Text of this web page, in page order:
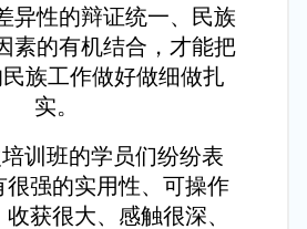
异性的辩证统一、民族
素的有机结合，才能把
族工作做好做细做扎
实。
训班的学员们纷纷表
很强的实用性、可操作
获很大、感触很深、